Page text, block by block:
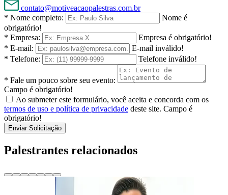
contato@motiveacaopalestras.com.br
* Nome completo:
Nome é
obrigatório!
* Empresa:
Empresa é obrigatório!
* E-mail:
E-mail inválido!
* Telefone:
Telefone inválido!
* Fale um pouco sobre seu evento:
Campo é obrigatório!
Ao submeter este formulário, você aceita e concorda com os
termos de uso e política de privacidade deste site. Campo é
obrigatório!
Enviar Solicitação
Palestrantes relacionados